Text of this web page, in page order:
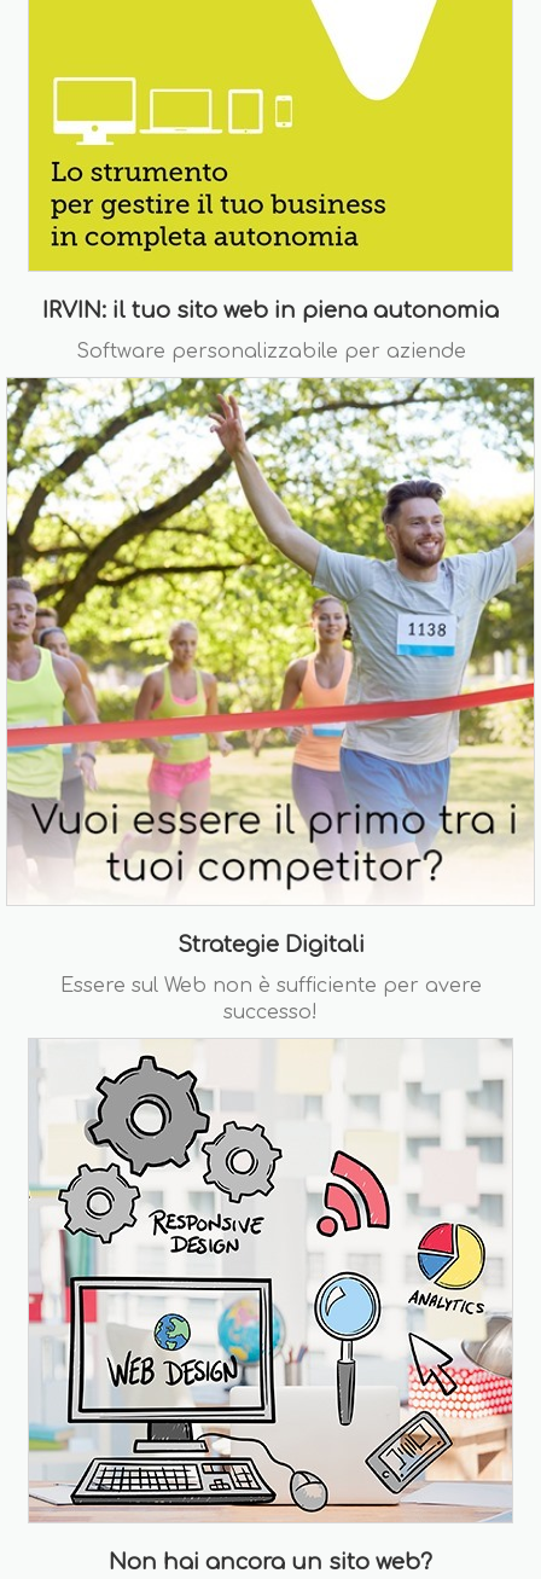
IRVIN: il tuo sito web in piena autonomia
Software personalizzabile per aziende
Strategie Digitali
Essere sul Web non è sufficiente per avere
successo!
Non hai ancora un sito web?